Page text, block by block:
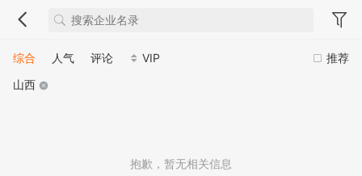
推荐
综合 人气 评论
VIP
山西
抱歉，暂无相关信息